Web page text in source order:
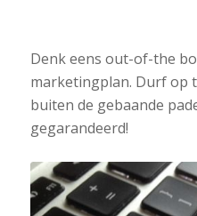
Denk eens out-of-the
marketingplan. Durf op
buiten de gebaande
gegarandeerd!